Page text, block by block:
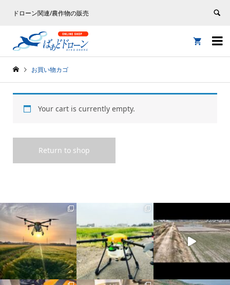
ドローン関連/農作物の販売


お買い物カゴ
Your cart is currently empty.
Return to shop